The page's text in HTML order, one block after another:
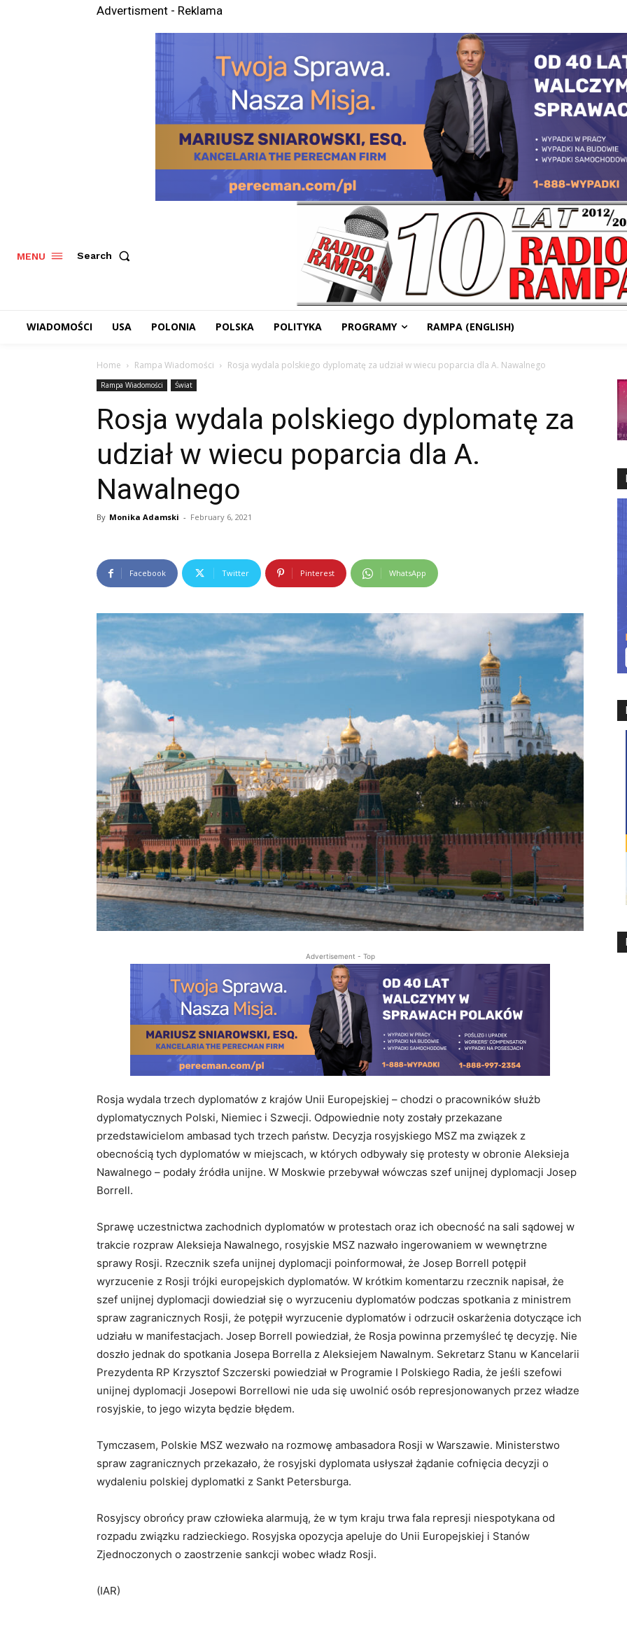
Bio Twitter
Editor in Chief atRadio RAMPA
Redaktor Naczelna i współzałożycielka Radio RAMPA. Absolwentka City University of New
Media i Dziennikarstwo oraz Politologia. 15 lat doświadczenia w zawodzie. Należy do NYC
Przeprowadziła wywiady m.in. z Prezydentami Polski, najwyższymi rangą politykami
Advertisment - Reklama
MENU Search
WIADOMOŚCI USA POLONIA POLSKA POLITYKA PROGRAMY RAMPA (ENGLISH)
Home Rampa Wiadomości Rosja wydala polskiego dyplomatę za udział w wiecu poparcia dla A. Nawalnego
Rampa Wiadomości Świat
Rosja wydala polskiego dyplomatę za
udział w wiecu poparcia dla A.
Nawalnego
By Monika Adamski - February 6, 2021
Facebook Twitter Pinterest WhatsApp
Advertisement - Top
Rosja wydala trzech dyplomatów z krajów Unii Europejskiej – chodzi o pracowników służb
dyplomatycznych Polski, Niemiec i Szwecji. Odpowiednie noty zostały przekazane
przedstawicielom ambasad tych trzech państw. Decyzja rosyjskiego MSZ ma związek z
obecnością tych dyplomatów w miejscach, w których odbywały się protesty w obronie Aleksieja
Nawalnego – podały źródła unijne. W Moskwie przebywał wówczas szef unijnej dyplomacji Josep
Borrell.
Sprawę uczestnictwa zachodnich dyplomatów w protestach oraz ich obecność na sali sądowej w
trakcie rozpraw Aleksieja Nawalnego, rosyjskie MSZ nazwało ingerowaniem w wewnętrzne
sprawy Rosji. Rzecznik szefa unijnej dyplomacji poinformował, że Josep Borrell potępił
wyrzucenie z Rosji trójki europejskich dyplomatów. W krótkim komentarzu rzecznik napisał, że
szef unijnej dyplomacji dowiedział się o wyrzuceniu dyplomatów podczas spotkania z ministrem
spraw zagranicznych Rosji, że potępił wyrzucenie dyplomatów i odrzucił oskarżenia dotyczące ich
udziału w manifestacjach. Josep Borrell powiedział, że Rosja powinna przemyśleć tę decyzję. Nie
doszło jednak do spotkania Josepa Borrella z Aleksiejem Nawalnym. Sekretarz Stanu w Kancelarii
Prezydenta RP Krzysztof Szczerski powiedział w Programie I Polskiego Radia, że jeśli szefowi
unijnej dyplomacji Josepowi Borrellowi nie uda się uwolnić osób represjonowanych przez władze
rosyjskie, to jego wizyta będzie błędem.
Tymczasem, Polskie MSZ wezwało na rozmowę ambasadora Rosji w Warszawie. Ministerstwo
spraw zagranicznych przekazało, że rosyjski dyplomata usłyszał żądanie cofnięcia decyzji o
wydaleniu polskiej dyplomatki z Sankt Petersburga.
Rosyjscy obrońcy praw człowieka alarmują, że w tym kraju trwa fala represji niespotykana od
rozpadu związku radzieckiego. Rosyjska opozycja apeluje do Unii Europejskiej i Stanów
Zjednoczonych o zaostrzenie sankcji wobec władz Rosji.
(IAR)